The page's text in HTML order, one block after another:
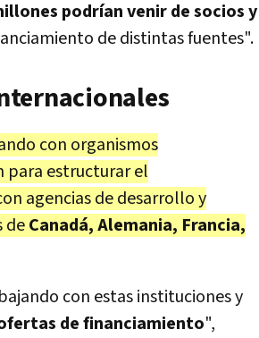
podrían venir de socios y
de distintas fuentes".
con organismos
para estructurar el
agencias de desarrollo y
deCanadá, Alemania, Francia,
con estas instituciones y
de financiamiento",